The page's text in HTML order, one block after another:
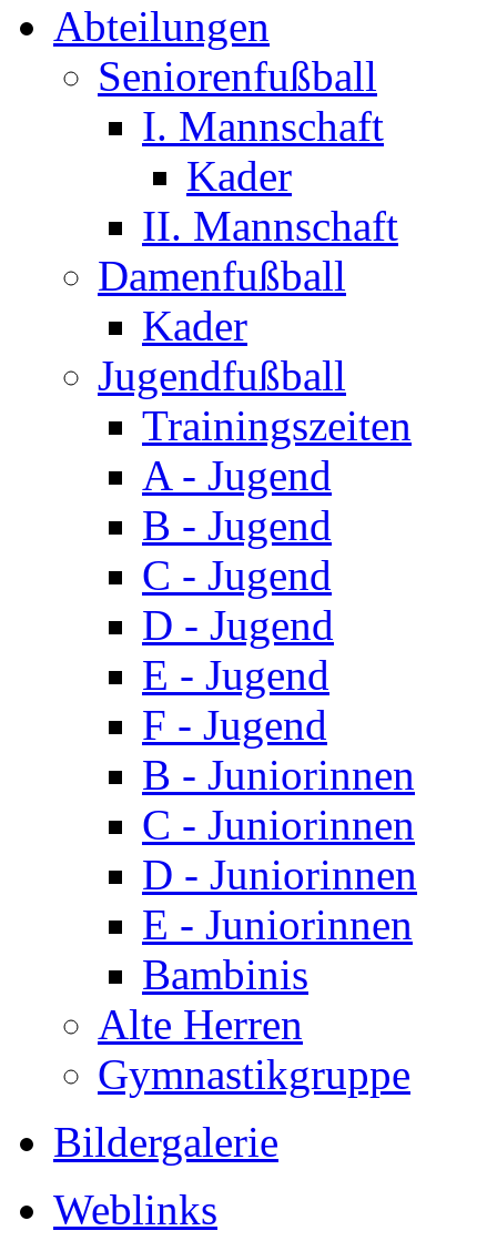
Abteilungen
Seniorenfußball
I. Mannschaft
Kader
II. Mannschaft
Damenfußball
Kader
Jugendfußball
Trainingszeiten
A - Jugend
B - Jugend
C - Jugend
D - Jugend
E - Jugend
F - Jugend
B - Juniorinnen
C - Juniorinnen
D - Juniorinnen
E - Juniorinnen
Bambinis
Alte Herren
Gymnastikgruppe
Bildergalerie
Weblinks